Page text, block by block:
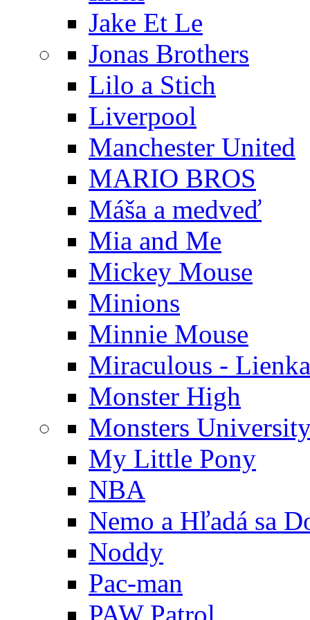
Jake Et Le
Jonas Brothers
Lilo a Stich
Liverpool
Manchester United
MARIO BROS
Máša a medveď
Mia and Me
Mickey Mouse
Minions
Minnie Mouse
Miraculous -
Monster High
Monsters
My Little Pony
NBA
Nemo a Hľadá sa
Noddy
Pac-man